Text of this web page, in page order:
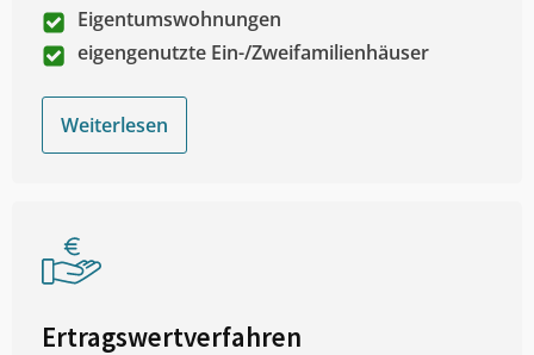
Eigentumswohnungen
eigengenutzte Ein-/Zweifamilienhäuser
Weiterlesen
Ertragswertverfahren